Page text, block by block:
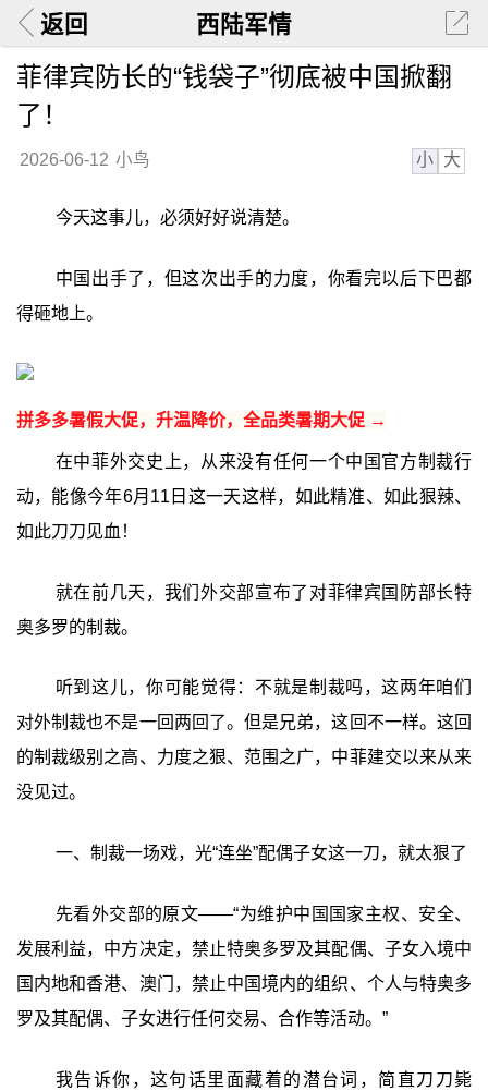
返回 西陆军情
菲律宾防长的“钱袋子”彻底被中国掀翻
了！
2026-06-12 小鸟 小 大
今天这事儿，必须好好说清楚。
中国出手了，但这次出手的力度，你看完以后下巴都
得砸地上。
拼多多暑假大促，升温降价，全品类暑期大促 →
在中菲外交史上，从来没有任何一个中国官方制裁行
动，能像今年6月11日这一天这样，如此精准、如此狠辣、
如此刀刀见血！
就在前几天，我们外交部宣布了对菲律宾国防部长特
奥多罗的制裁。
听到这儿，你可能觉得：不就是制裁吗，这两年咱们
对外制裁也不是一回两回了。但是兄弟，这回不一样。这回
的制裁级别之高、力度之狠、范围之广，中菲建交以来从来
没见过。
一、制裁一场戏，光“连坐”配偶子女这一刀，就太狠了
先看外交部的原文——“为维护中国国家主权、安全、
发展利益，中方决定，禁止特奥多罗及其配偶、子女入境中
国内地和香港、澳门，禁止中国境内的组织、个人与特奥多
罗及其配偶、子女进行任何交易、合作等活动。”
我告诉你，这句话里面藏着的潜台词，简直刀刀毙